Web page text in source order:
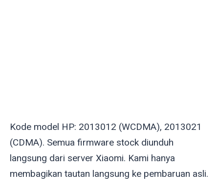
Kode model HP: 2013012 (WCDMA), 2013021
(CDMA). Semua firmware stock diunduh
langsung dari server Xiaomi. Kami hanya
membagikan tautan langsung ke pembaruan asli.